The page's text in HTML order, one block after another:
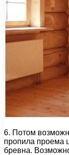
6. Потом
пропила проема
бревна.